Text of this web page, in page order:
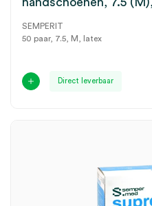
SEMPERIT
50 paar, 7.5, M, latex
Direct leverbaar